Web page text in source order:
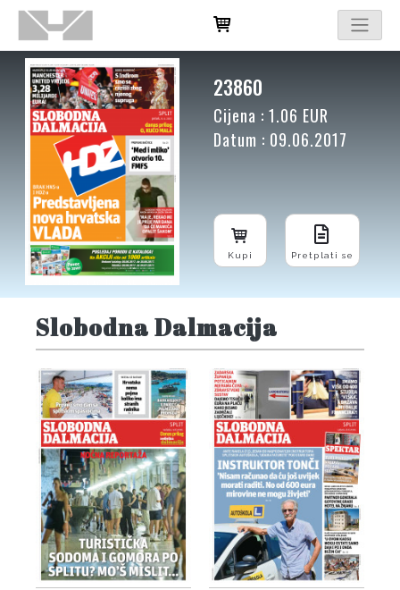
23860
Cijena : 1.06 EUR
Datum : 09.06.2017
Kupi Pretplati se
Slobodna Dalmacija